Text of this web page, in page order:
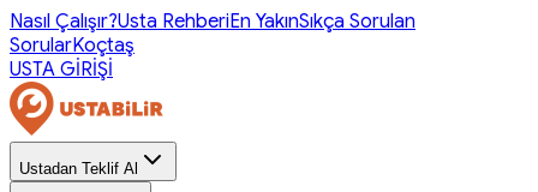
Nasıl Çalışır?Usta RehberiEn YakınSıkça Sorulan
SorularKoçtaş
USTA GİRİŞİ
Ustadan Teklif Al